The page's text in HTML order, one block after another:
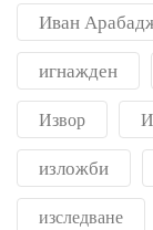
Иван
игнажден
Извор
изложби
изследване